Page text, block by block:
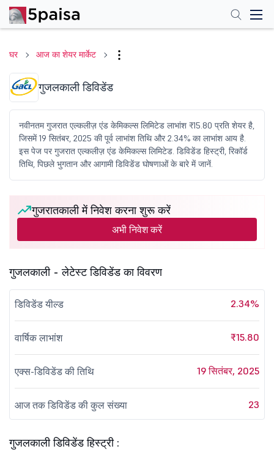
घर आज का शेयर मार्केट
गुजलकाली डिविडेंड
नवीनतम गुजरात एल्कलीज़ एंड केमिकल्स लिमिटेड लाभांश ₹15.80 प्रति शेयर है,
जिसमें 19 सितंबर, 2025 की पूर्व लाभांश तिथि और 2.34% का लाभांश आय है.
इस पेज पर गुजरात एल्कलीज़ एंड केमिकल्स लिमिटेड. डिविडेंड हिस्ट्री, रिकॉर्ड
तिथि, पिछले भुगतान और आगामी डिविडेंड घोषणाओं के बारे में जानें.
गुजरातकाली में निवेश करना शुरू करें
अभी निवेश करें
गुजलकाली - लेटेस्ट डिविडेंड का विवरण
डिविडेंड यील्ड 2.34%
वार्षिक लाभांश ₹15.80
एक्स-डिविडेंड की तिथि 19 सितंबर, 2025
आज तक डिविडेंड की कुल संख्या 23
गुजलकाली डिविडेंड हिस्ट्री :